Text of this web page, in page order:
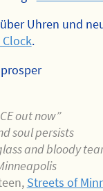
Uhren und
.
out now”
soul persists
and bloody
Streets of